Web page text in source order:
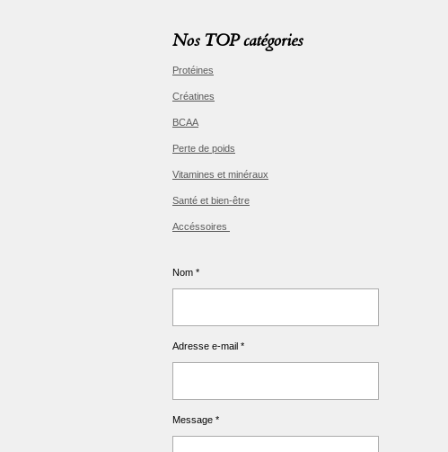
Nos TOP catégories
Protéines
Créatines
BCAA
Perte de poids
Vitamines et minéraux
Santé et bien-être
Accéssoires
Nom *
Adresse e-mail *
Message *